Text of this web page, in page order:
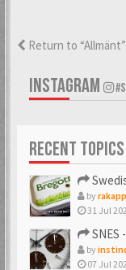
Return to “Allmänt”
INSTAGRAM
RECENT TOPICS
by
31 Jul
SNES
by
07 Jul